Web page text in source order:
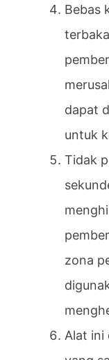
Bebas
dapat
untuk
Tidak
zona
Alat ini